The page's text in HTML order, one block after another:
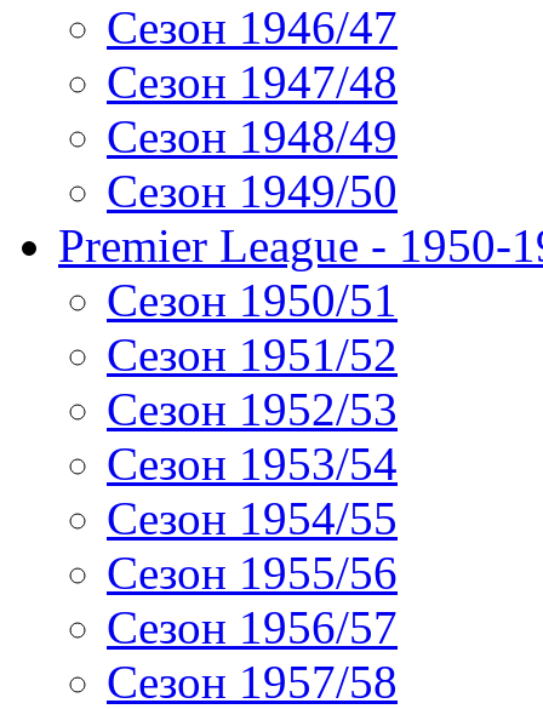
Сезон 1946/47
Сезон 1947/48
Сезон 1948/49
Сезон 1949/50
Premier League - 1950-
Сезон 1950/51
Сезон 1951/52
Сезон 1952/53
Сезон 1953/54
Сезон 1954/55
Сезон 1955/56
Сезон 1956/57
Сезон 1957/58